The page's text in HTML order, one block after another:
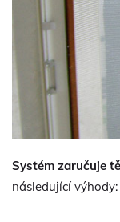
Systém zaručuje
následující výhody: